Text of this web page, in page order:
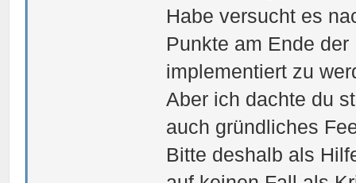
Habe versucht es
Punkte am Ende
implementiert zu
Aber ich dachte du
auch gründliches
Bitte deshalb als